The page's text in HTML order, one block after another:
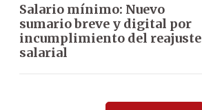
Salario mínimo: Nuevo
sumario breve y digital por
incumplimiento del reajuste
salarial